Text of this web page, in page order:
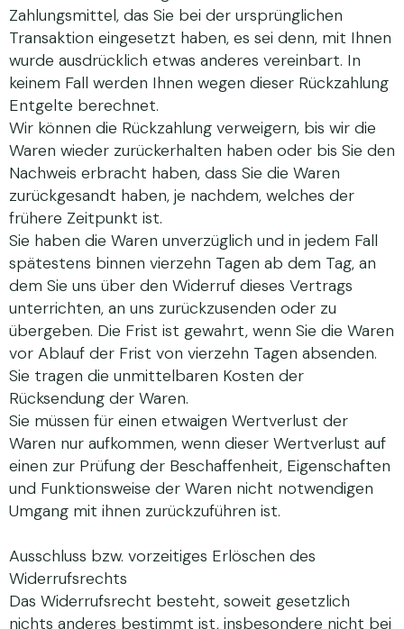
Zahlungsmittel, das Sie bei der ursprünglichen
Transaktion eingesetzt haben, es sei denn, mit Ihnen
wurde ausdrücklich etwas anderes vereinbart. In
keinem Fall werden Ihnen wegen dieser Rückzahlung
Entgelte berechnet.
Wir können die Rückzahlung verweigern, bis wir die
Waren wieder zurückerhalten haben oder bis Sie den
Nachweis erbracht haben, dass Sie die Waren
zurückgesandt haben, je nachdem, welches der
frühere Zeitpunkt ist.
Sie haben die Waren unverzüglich und in jedem Fall
spätestens binnen vierzehn Tagen ab dem Tag, an
dem Sie uns über den Widerruf dieses Vertrags
unterrichten, an uns zurückzusenden oder zu
übergeben. Die Frist ist gewahrt, wenn Sie die Waren
vor Ablauf der Frist von vierzehn Tagen absenden.
Sie tragen die unmittelbaren Kosten der
Rücksendung der Waren.
Sie müssen für einen etwaigen Wertverlust der
Waren nur aufkommen, wenn dieser Wertverlust auf
einen zur Prüfung der Beschaffenheit, Eigenschaften
und Funktionsweise der Waren nicht notwendigen
Umgang mit ihnen zurückzuführen ist.
Ausschluss bzw. vorzeitiges Erlöschen des
Widerrufsrechts
Das Widerrufsrecht besteht, soweit gesetzlich
nichts anderes bestimmt ist, insbesondere nicht bei